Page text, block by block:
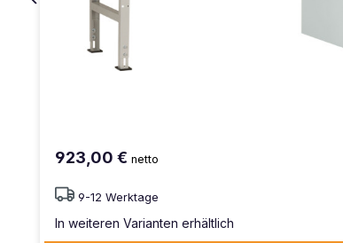
923,00 € netto
9-12 Werktage
In weiteren Varianten erhältlich